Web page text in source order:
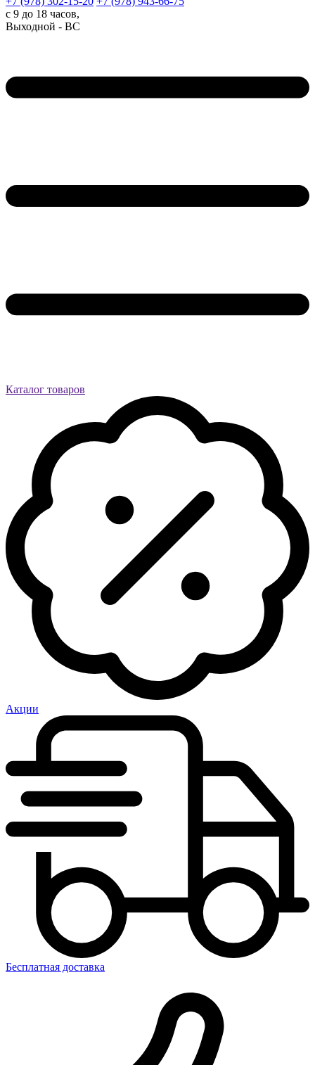
с 9 до 18 часов,
Выходной - ВС
Каталог товаров
Акции
Бесплатная доставка